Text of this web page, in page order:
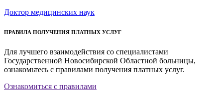
Доктор медицинских наук
ПРАВИЛА ПОЛУЧЕНИЯ ПЛАТНЫХ УСЛУГ
Для лучшего взаимодействия со специалистами
Государственной Новосибирской Областной больницы,
ознакомьтесь с правилами получения платных услуг.
Ознакомиться с правилами